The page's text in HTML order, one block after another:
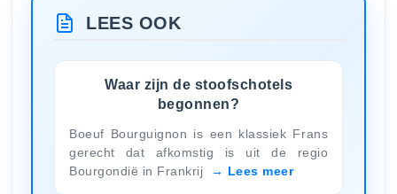
LEES OOK
Waar zijn de stoofschotels
begonnen?
Boeuf Bourguignon is een klassiek Frans
gerecht dat afkomstig is uit de regio
Bourgondië in Frankrij
Lees meer